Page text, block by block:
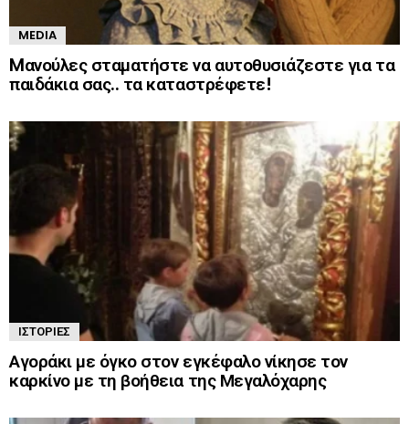
MEDIA
Mανούλες σταματήστε να αυτοθυσιάζεστε για τα
παιδάκια σας.. τα καταστρέφετε!
ΙΣΤΟΡΊΕΣ
Αγοράκι με όγκο στον εγκέφαλο νίκησε τον
καρκίνο με τη βοήθεια της Μεγαλόχαρης